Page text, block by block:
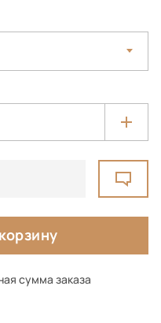
сумма заказа